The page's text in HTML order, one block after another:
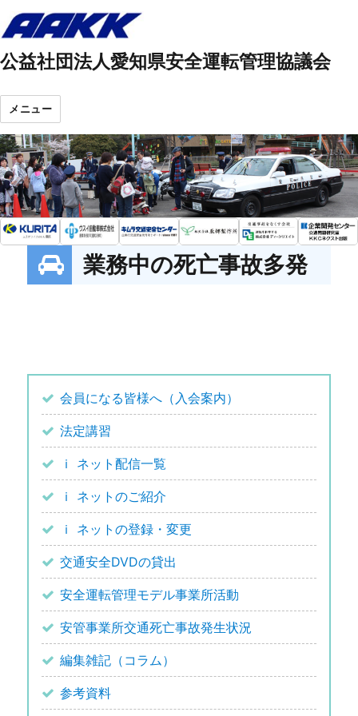
公益社団法人愛知県安全運転管理協議会
メニュー
業務中の死亡事故多発
会員になる皆様へ（入会案内）
法定講習
ｉ ネット配信一覧
ｉ ネットのご紹介
ｉ ネットの登録・変更
交通安全DVDの貸出
安全運転管理モデル事業所活動
安管事業所交通死亡事故発生状況
編集雑記（コラム）
参考資料